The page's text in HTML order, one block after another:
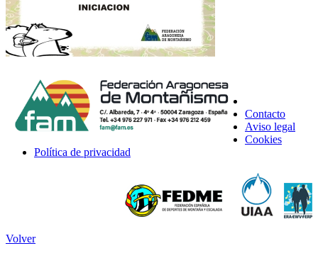
Contacto
Aviso legal
Cookies
Política de privacidad
Volver